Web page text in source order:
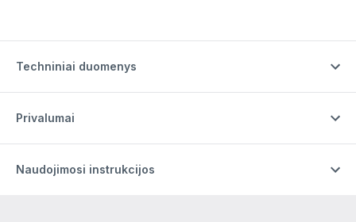
Techniniai duomenys
Privalumai
Naudojimosi instrukcijos